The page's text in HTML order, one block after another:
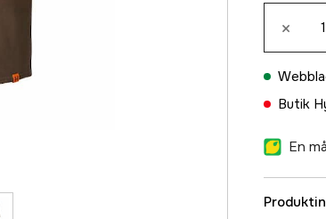
895
L
895
XL
895
895
895
×
Butik
En